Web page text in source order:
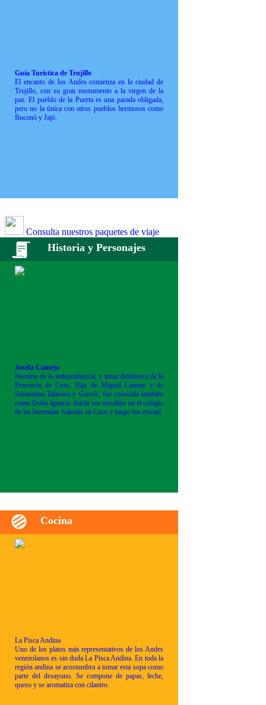
Guía Turística de Trujillo
El encanto de los Andes comienza en la ciudad de
Trujillo, con su gran monumento a la virgen de la
paz. El pueblo de la Puerta es una parada obligada,
pero no la única con otros pueblos hermosos como
Boconó y Jajó.
Consulta nuestros paquetes de viaje
Historia y Personajes
Josefa Camejo
Heroína de la independencia, y tenaz defensora de la
Provincia de Coro. Hija de Miguel Camejo y de
Sebastiana Talavera y Garcés, fue conocida también
como Doña Ignacia. Inició sus estudios en el colegio
de las hermanas Salcedo en Coro y luego fue enviad
Cocina
La Pisca Andina
Uno de los platos más representativos de los Andes
venezolanos es sin duda La Pisca Andina. En toda la
región andina se acostumbra a tomar esta sopa como
parte del desayuno. Se compone de papas, leche,
queso y se aromatiza con cilantro.